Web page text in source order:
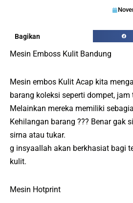
Bagikan
Mesin Emboss Kulit Bandung
Mesin embos Kulit Acap kita
barang koleksi seperti dompet,
Melainkan mereka memiliki
Kehilangan barang ??? Benar gak
sirna atau tukar.
g insyaallah akan berkhasiat bagi
kulit.
Mesin Hotprint